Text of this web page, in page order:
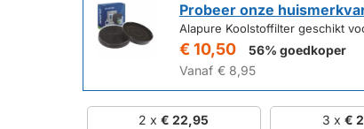
Probeer onze
Alapure Koolstoffilter geschikt
€ 10,50
56% goedkoper
Vanaf € 8,95
2 x€ 22,95
3 x€